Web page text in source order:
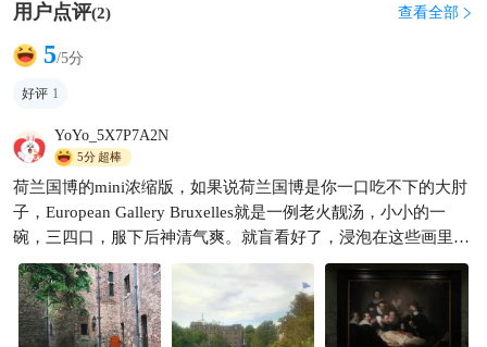
用户点评(2) 查看全部 
5/5分
好评 1
YoYo_5X7P7A2N
5分超棒
荷兰国博的mini浓缩版，如果说荷兰国博是你一口吃不下的大肘
子，European Gallery Bruxelles就是一例老火靓汤，小小的一
碗，三四口，服下后神清气爽。就盲看好了，浸泡在这些画里，
不懂、不认识都没关系，人类的悲喜不共通，但美丽的画可以共
通。（说白话就是洗眼睛哈，每一幅都想拍下来学光、构图、颜
色。）最关键，人少，安静，可以近距离长时间与画眼神交流，
总之，不会有持续的隐形压力我是不是呆太久。